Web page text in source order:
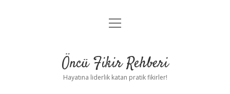
Anasayfa
Yasal Uyarı
menüyü
Öncü Fikir Rehberi
Hayatına liderlik katan pratik fikirler!